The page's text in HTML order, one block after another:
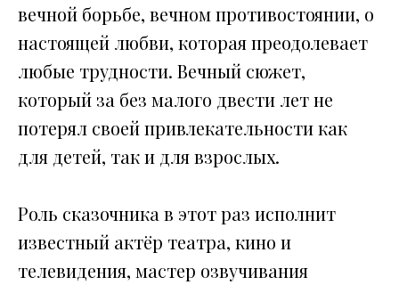
вечной борьбе, вечном противостоянии, о
настоящей любви, которая преодолевает
любые трудности. Вечный сюжет,
который за без малого двести лет не
потерял своей привлекательности как
для детей, так и для взрослых.
Роль сказочника в этот раз исполнит
известный актёр театра, кино и
телевидения, мастер озвучивания